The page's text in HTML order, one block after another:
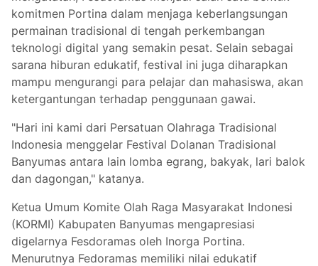
komitmen Portina dalam menjaga keberlangsungan
permainan tradisional di tengah perkembangan
teknologi digital yang semakin pesat. Selain sebagai
sarana hiburan edukatif, festival ini juga diharapkan
mampu mengurangi para pelajar dan mahasiswa, akan
ketergantungan terhadap penggunaan gawai.
"Hari ini kami dari Persatuan Olahraga Tradisional
Indonesia menggelar Festival Dolanan Tradisional
Banyumas antara lain lomba egrang, bakyak, lari balok
dan dagongan," katanya.
Ketua Umum Komite Olah Raga Masyarakat Indonesi
(KORMI) Kabupaten Banyumas mengapresiasi
digelarnya Fesdoramas oleh Inorga Portina.
Menurutnya Fedoramas memiliki nilai edukatif